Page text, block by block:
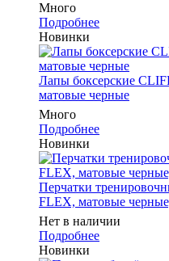
Много
Подробнее
Новинки
Лапы боксерские
матовые черные
Много
Подробнее
Новинки
Перчатки
FLEX, матовые
Нет в наличии
Подробнее
Новинки